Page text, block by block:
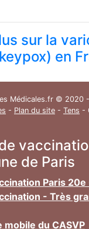
sur la
en
Médicales.fr © 2020
- Plan du site - Tens -
de Paris
Paris 20e
- Très
mobile du CASVP